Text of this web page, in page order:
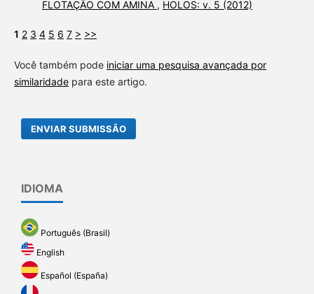
FLOTAÇÃO COM AMINA , HOLOS: v. 5 (2012)
1 2 3 4 5 6 7 > >>
Você também pode iniciar uma pesquisa avançada por
similaridadepara este artigo.
ENVIAR SUBMISSÃO
IDIOMA
Português (Brasil)
English
Español (España)